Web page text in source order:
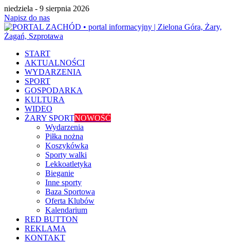
niedziela - 9 sierpnia 2026
Napisz do nas
START
AKTUALNOŚCI
WYDARZENIA
SPORT
GOSPODARKA
KULTURA
WIDEO
ŻARY SPORTNOWOŚĆ
Wydarzenia
Piłka nożna
Koszykówka
Sporty walki
Lekkoatletyka
Bieganie
Inne sporty
Baza Sportowa
Oferta Klubów
Kalendarium
RED BUTTON
REKLAMA
KONTAKT